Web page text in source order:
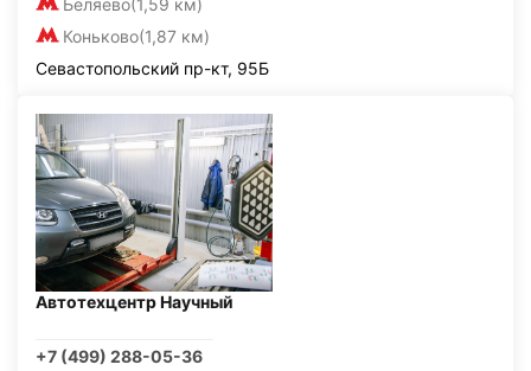
Беляево(1,59 км)
Коньково(1,87 км)
Севастопольский пр-кт, 95Б
Автотехцентр Научный
+7 (499) 288-05-36